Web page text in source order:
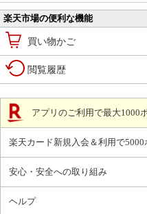
楽天市場の便利な機能
買い物かご
閲覧履歴
アプリのご利用で最大1000
楽天カード新規入会＆利用で5000
安心・安全への取り組み
ヘルプ